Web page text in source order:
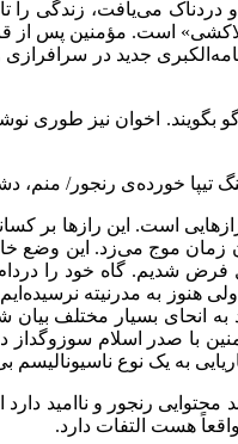
می‌یافت، زندگی را
است. مؤمنین پس از
جدید در سرافرازی و
آرگو بگویند. اخوان نیز
خورده‌ی رنجور/ منم،
است. این رازها بر
موج می‌زد. این وضع
فرض شدیم. گاه خود را
هنوز به مدرنیته
انحای بسیار مختلف
صدر اسلام سوزوگداز
به یک نوع ناسیونالیسم
رنجور و ناامید
هست التفات دارد.